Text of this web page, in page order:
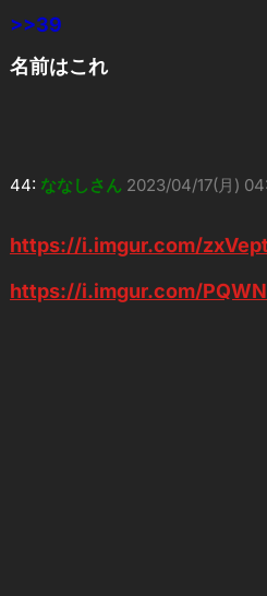
>>39
名前はこれ
44: ななしさん 2023/04/17(月)
https://i.imgur.com/
https://i.imgur.com/